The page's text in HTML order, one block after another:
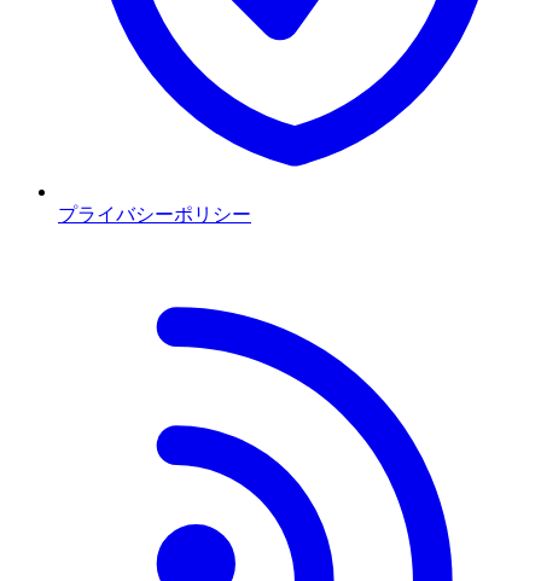
プライバシーポリシー